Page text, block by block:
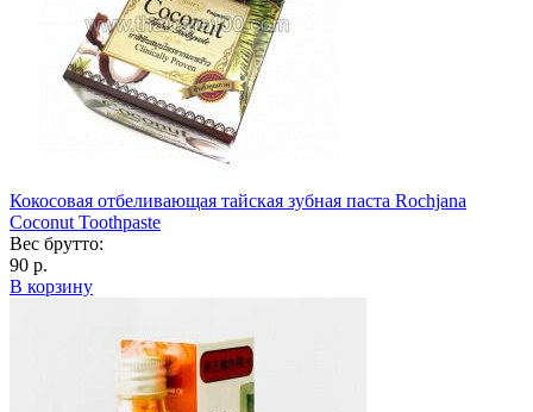
Кокосовая отбеливающая тайская зубная паста Rochjana
Coconut Toothpaste
Вес брутто:
90 р.
В корзину